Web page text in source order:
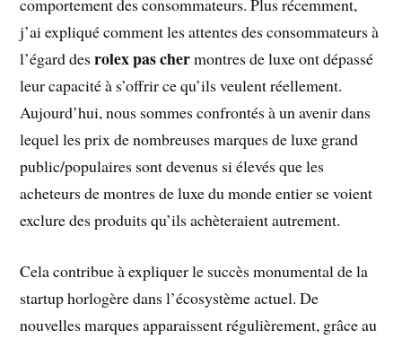
j’ai expliqué comment les attentes des consommateurs à
l’égard desrolex pas chermontres de luxe ont dépassé
leur capacité à s’offrir ce qu’ils veulent réellement.
Aujourd’hui, nous sommes confrontés à un avenir dans
lequel les prix de nombreuses marques de luxe grand
public/populaires sont devenus si élevés que les
acheteurs de montres de luxe du monde entier se voient
exclure des produits qu’ils achèteraient autrement.
Cela contribue à expliquer le succès monumental de la
startup horlogère dans l’écosystème actuel. De
nouvelles marques apparaissent régulièrement, grâce au